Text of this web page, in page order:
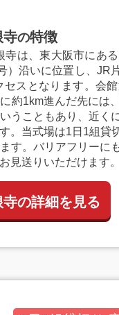
寺の特徴
は、東大阪市にあ
）沿いに位置し、JR
スとなります。会
約1km進んだ先には
うこともあり、近く
。当式場は1日1組貸
す。バリアフリーに
見送りいただけます。
の詳細を見る